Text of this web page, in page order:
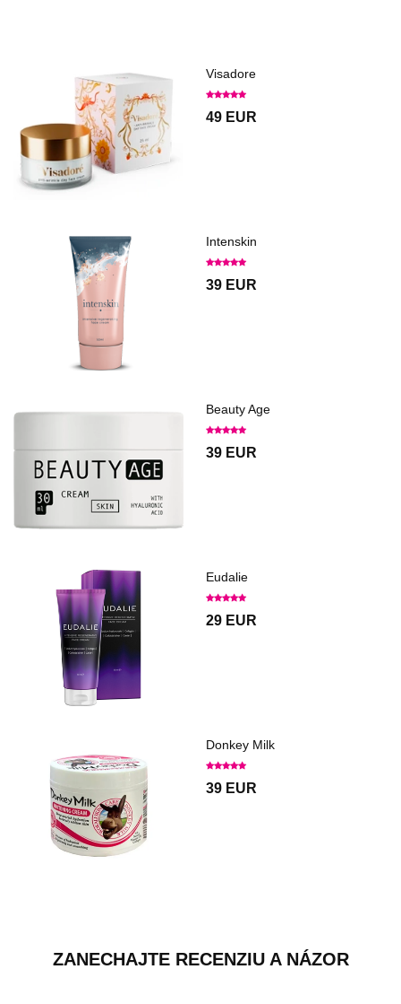
Visadore
49 EUR
Intenskin
39 EUR
Beauty Age
39 EUR
Eudalie
29 EUR
Donkey Milk
39 EUR
ZANECHAJTE RECENZIU A NÁZOR